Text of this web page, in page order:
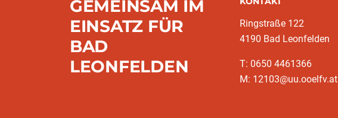
GEMEINSAM IM
EINSATZ FÜR
BAD
LEONFELDEN
Ringstraße 122
4190 Bad Leonfelden
T: 0650 4461366
M: 12103@uu.ooelfv.at